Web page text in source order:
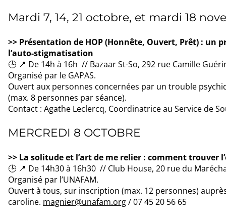
Mardi 7, 14, 21 octobre, et mardi 18
>> Présentation de HOP (Honnête, Ouvert, Prêt) :
l’auto-stigmatisation
🕒 📍 De 14h à 16h // Bazaar St-So, 292 rue Camille
Organisé par le GAPAS.
Ouvert aux personnes concernées par un trouble
(max. 8 personnes par séance).
Contact : Agathe Leclercq, Coordinatrice au Service de
MERCREDI 8 OCTOBRE
>> La solitude et l’art de me relier : comment trouver
🕒 📍 De 14h30 à 16h30 // Club House, 20 rue du
Organisé par l’UNAFAM.
Ouvert à tous, sur inscription (max. 12 personnes)
caroline. magnier@unafam.org/ 07 45 20 56 65